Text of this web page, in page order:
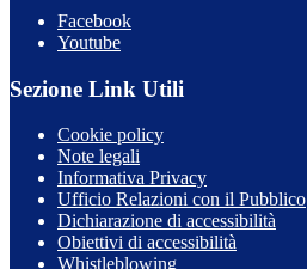
Facebook
Youtube
Sezione Link Utili
Cookie policy
Note legali
Informativa Privacy
Ufficio Relazioni con il Pubblico
Dichiarazione di accessibilità
Obiettivi di accessibilità
Whistleblowing